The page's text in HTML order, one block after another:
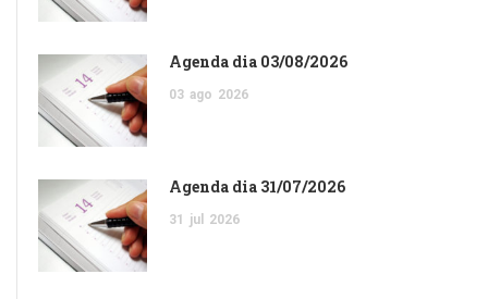
Agenda dia 03/08/2026
03 ago 2026
Agenda dia 31/07/2026
31 jul 2026